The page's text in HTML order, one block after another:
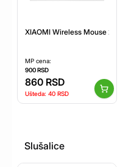
XIAOMI Wireless Mouse 2
MP cena:
900RSD
860 RSD
Ušteda: 40 RSD
Slušalice